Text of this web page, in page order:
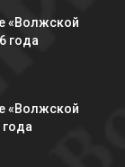
«Волжской
года
«Волжской